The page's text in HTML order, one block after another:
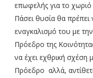
επωφελής για το χωριό
Πάσει θυσία θα
εναγκαλισμό του με
Πρόεδρο της
να έχει εχθρική σχέση
Πρόεδρο αλλά,